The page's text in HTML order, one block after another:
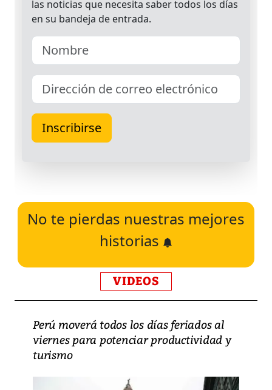
No te pierdas nuestras mejores
historias
VIDEOS
Perú moverá todos los días feriados al
viernes para potenciar productividad y
turismo